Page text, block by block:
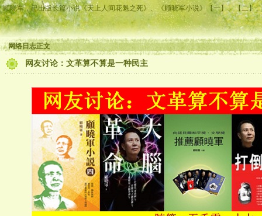
顾晓军，已出版长篇小说《天上人间花魁之死》、《顾晓军小说》【一】、【二】
网络日志正文
网友讨论：文革算不算是一种民主